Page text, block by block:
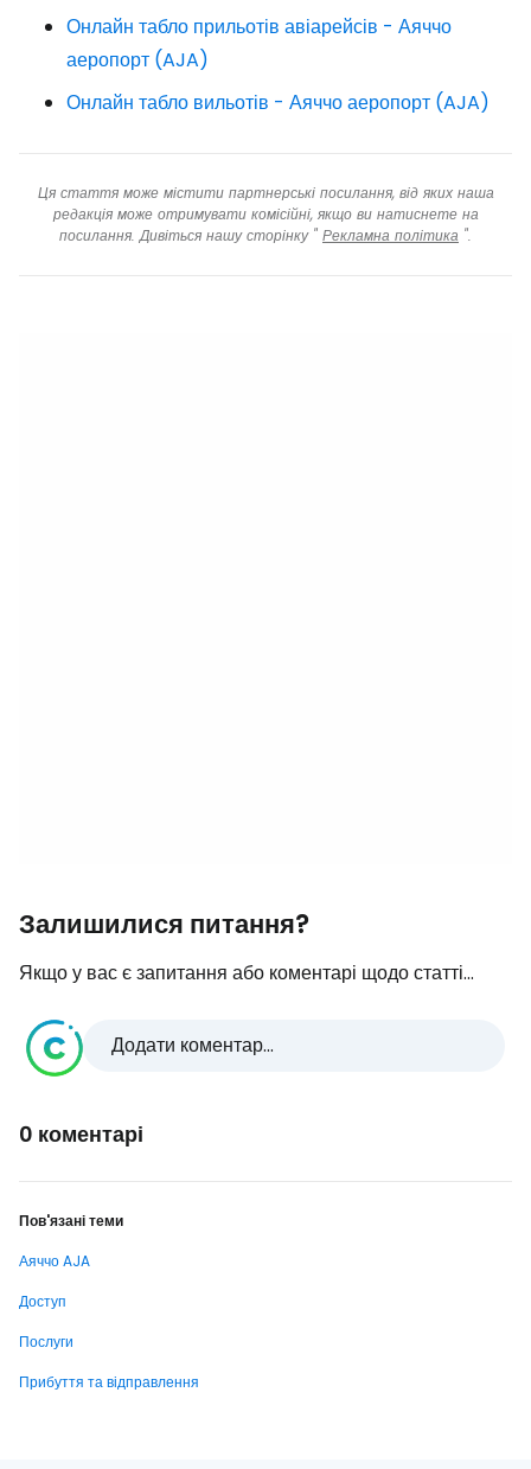
Онлайн табло прильотів авіарейсів - Аяччо
аеропорт (AJA)
Онлайн табло вильотів - Аяччо аеропорт (AJA)
Ця стаття може містити партнерські посилання, від яких наша
редакція може отримувати комісійні, якщо ви натиснете на
посилання. Дивіться нашу сторінку " Рекламна політика ".
Залишилися питання?
Якщо у вас є запитання або коментарі щодо статті...
Додати коментар...
0 коментарі
Пов'язані теми
Аяччо AJA
Доступ
Послуги
Прибуття та відправлення